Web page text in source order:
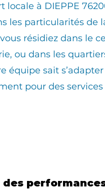
locale à DIEPPE
les particularités de
résidiez dans le
ou dans les
équipe sait s’adapter
pour des services